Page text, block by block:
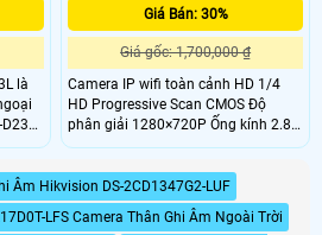
là
đèn
Giá Bán: 30%
Giá gốc: 1,700,000 ₫
Camera IP wifi toàn cảnh HD 1/4
HD Progressive Scan CMOS Độ
phân giải 1280×720P Ống kính 2.8
mm Góc nhìn:92° (góc nhìn ngang),
Micro SD card (Max. 128Gb)
Âm Hikvision DS-2CD1347G2-LUF
LFS Camera Thân Ghi Âm Ngoài Trời